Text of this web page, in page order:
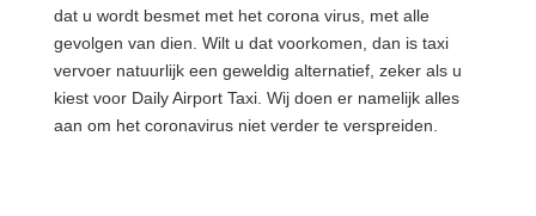
dat u wordt besmet met het corona virus, met alle
gevolgen van dien. Wilt u dat voorkomen, dan is taxi
vervoer natuurlijk een geweldig alternatief, zeker als u
kiest voor Daily Airport Taxi. Wij doen er namelijk alles
aan om het coronavirus niet verder te verspreiden.